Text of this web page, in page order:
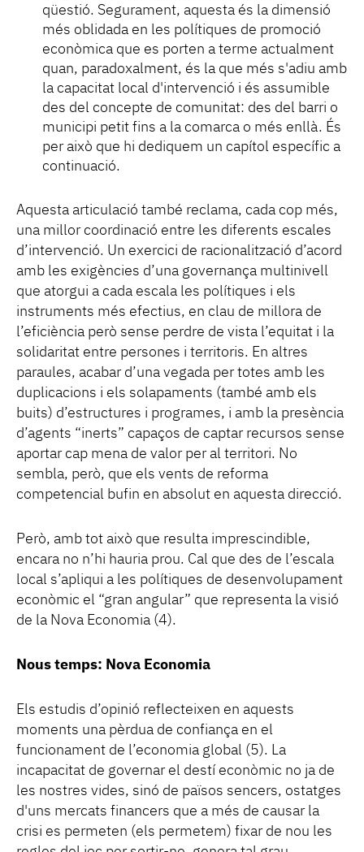
qüestió. Segurament, aquesta és la dimensió
més oblidada en les polítiques de promoció
econòmica que es porten a terme actualment
quan, paradoxalment, és la que més s'adiu amb
la capacitat local d'intervenció i és assumible
des del concepte de comunitat: des del barri o
municipi petit fins a la comarca o més enllà. És
per això que hi dediquem un capítol específic a
continuació.
Aquesta articulació també reclama, cada cop més,
una millor coordinació entre les diferents escales
d’intervenció. Un exercici de racionalització d’acord
amb les exigències d’una governança multinivell
que atorgui a cada escala les polítiques i els
instruments més efectius, en clau de millora de
l’eficiència però sense perdre de vista l’equitat i la
solidaritat entre persones i territoris. En altres
paraules, acabar d’una vegada per totes amb les
duplicacions i els solapaments (també amb els
buits) d’estructures i programes, i amb la presència
d’agents “inerts” capaços de captar recursos sense
aportar cap mena de valor per al territori. No
sembla, però, que els vents de reforma
competencial bufin en absolut en aquesta direcció.
Però, amb tot això que resulta imprescindible,
encara no n’hi hauria prou. Cal que des de l’escala
local s’apliqui a les polítiques de desenvolupament
econòmic el “gran angular” que representa la visió
de la Nova Economia (4).
Nous temps: Nova Economia
Els estudis d’opinió reflecteixen en aquests
moments una pèrdua de confiança en el
funcionament de l’economia global (5). La
incapacitat de governar el destí econòmic no ja de
les nostres vides, sinó de països sencers, ostatges
d'uns mercats financers que a més de causar la
crisi es permeten (els permetem) fixar de nou les